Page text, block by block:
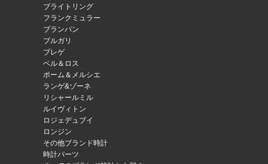
ブライトリング
フランクミュラー
ブランパン
ブルガリ
ブレゲ
ベル＆ロス
ボーム＆メルシエ
ランゲ&ゾーネ
リシャールミル
ルイヴィトン
ロジェデュブイ
ロンジン
その他ブランド時計
時計パーツ